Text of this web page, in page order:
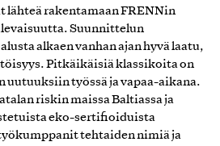
lähteä rakentamaan FRENNin
Suunnittelun
alkaen vanhan ajan hyvä laatu,
Pitkäikäisiä klassikoita on
uutuuksiin työssä ja vapaa-aikana.
riskin maissa Baltiassa ja
eko-sertifioiduista
tehtaiden nimiä ja